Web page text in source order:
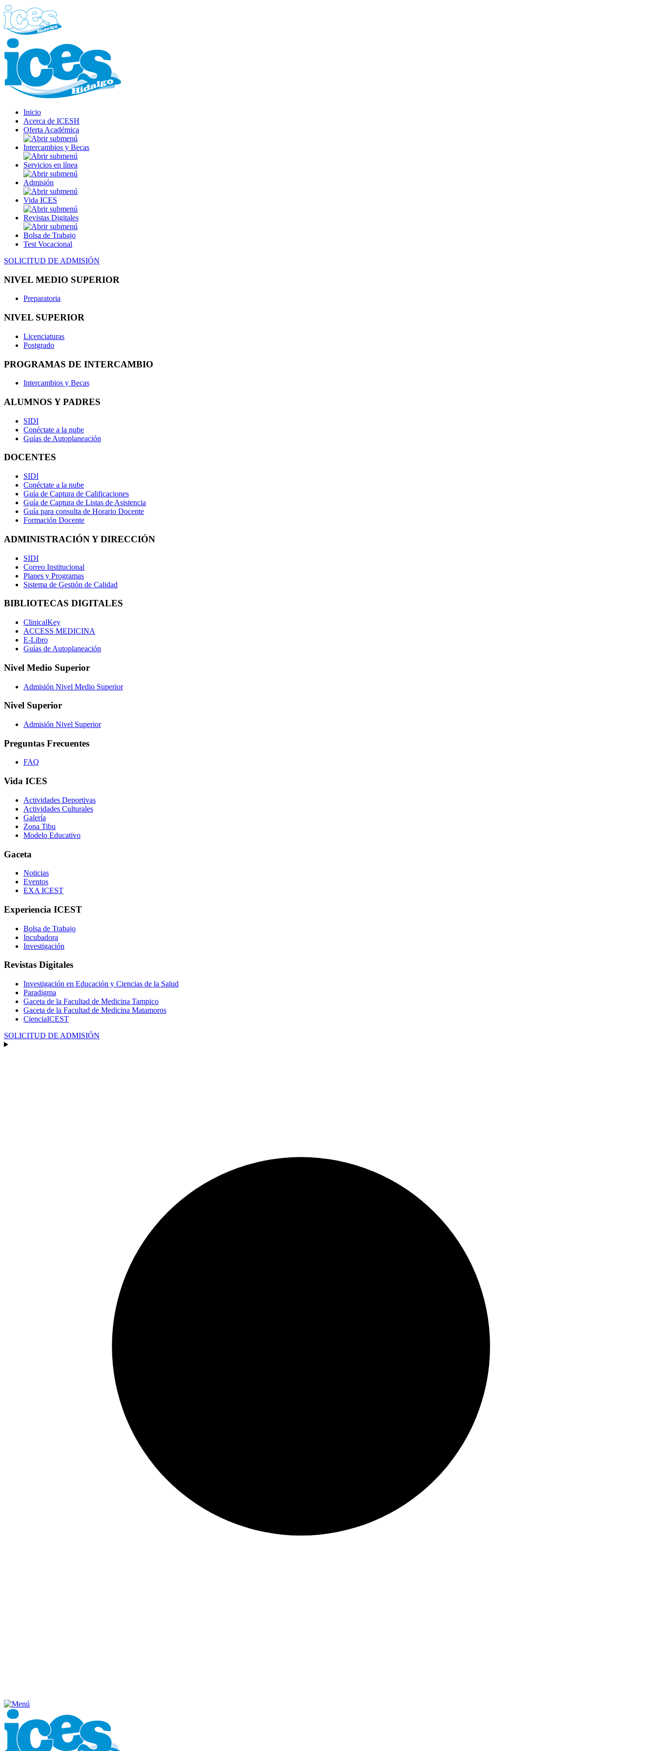
Inicio
Acerca de ICESH
Oferta Académica
Intercambios y Becas
Servicios en línea
Admisión
Vida ICES
Revistas Digitales
Bolsa de Trabajo
Test Vocacional
SOLICITUD DE ADMISIÓN
NIVEL MEDIO SUPERIOR
Preparatoria
NIVEL SUPERIOR
Licenciaturas
Postgrado
PROGRAMAS DE INTERCAMBIO
Intercambios y Becas
ALUMNOS Y PADRES
SIDI
Conéctate a la nube
Guías de Autoplaneación
DOCENTES
SIDI
Conéctate a la nube
Guía de Captura de Calificaciones
Guía de Captura de Listas de Asistencia
Guía para consulta de Horario Docente
Formación Docente
ADMINISTRACIÓN Y DIRECCIÓN
SIDI
Correo Institucional
Planes y Programas
Sistema de Gestión de Calidad
BIBLIOTECAS DIGITALES
ClinicalKey
ACCESS MEDICINA
E-Libro
Guías de Autoplaneación
Nivel Medio Superior
Admisión Nivel Medio Superior
Nivel Superior
Admisión Nivel Superior
Preguntas Frecuentes
FAQ
Vida ICES
Actividades Deportivas
Actividades Culturales
Galería
Zona Tibu
Modelo Educativo
Gaceta
Noticias
Eventos
EXA ICEST
Experiencia ICEST
Bolsa de Trabajo
Incubadora
Investigación
Revistas Digitales
Investigación en Educación y Ciencias de la Salud
Paradigma
Gaceta de la Facultad de Medicina Tampico
Gaceta de la Facultad de Medicina Matamoros
CienciaICEST
SOLICITUD DE ADMISIÓN